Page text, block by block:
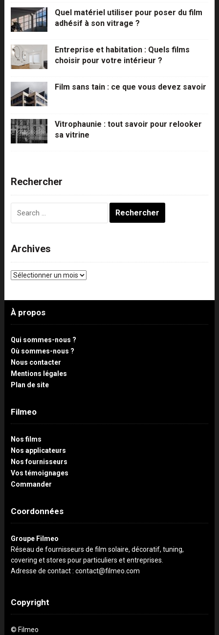
Quel matériel utiliser pour poser du film
adhésif à son vitrage ?
Entreprise et habitation : Quels films
choisir pour votre intérieur ?
Film sans tain : ce que vous devez savoir
Vitrophaunie : tout savoir pour relooker
sa vitrine
Rechercher
Archives
Archives
À propos
Qui sommes-nous ?
Où sommes-nous ?
Nous contacter
Mentions légales
Plan de site
Filmeo
Nos films
Nos applicateurs
Nos fournisseurs
Vos témoignages
Commander
Coordonnées
Groupe Filmeo
Réseau de fournisseurs de film solaire, décoratif, tuning,
covering et stores pour particuliers et entreprises.
Adresse de contact : contact@filmeo.com
Copyright
© Filmeo